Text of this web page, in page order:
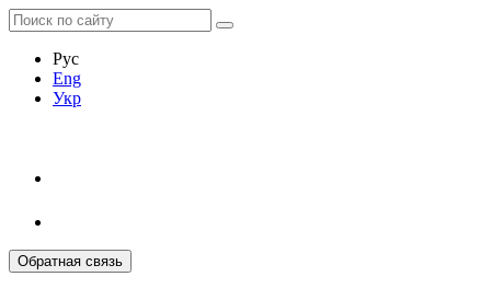
Рус
Eng
Укр
Обратная связь